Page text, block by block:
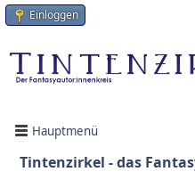
Einloggen
Hauptmenü
Tintenzirkel - das